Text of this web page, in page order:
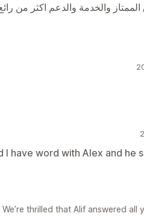
والخدمة والدعم اكثر من
I have word with Alex and he
thrilled that Alif answered all